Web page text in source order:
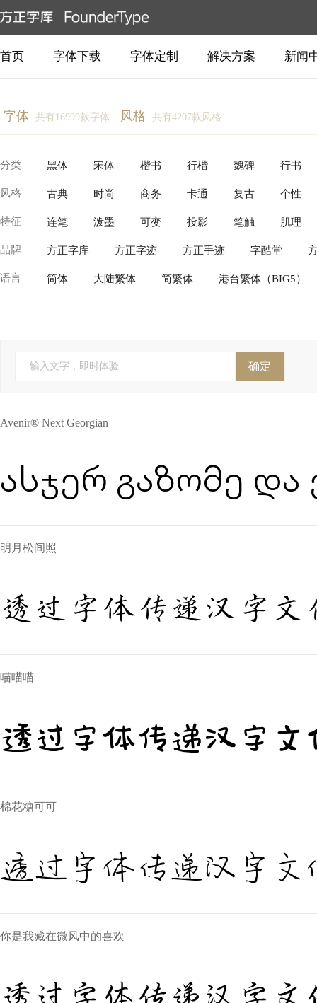
首页 字体下载 字体定制 解决方案 新闻
字体 共有16999款字体 风格 共有4207款风格
分类 黑体 宋体 楷书 行楷 魏碑 行书
创意书写 常规书写·毛笔 常规书写·硬笔 衬
风格 古典 时尚 商务 卡通 复古 个性
柔美 温暖 近代 动感 豪放 新中式
特征 连笔 泼墨 可变 投影 笔触 肌理
逆反差 具象装饰 故障变形 有机流动
品牌 方正字库 方正字迹 方正手迹 字酷堂
Production Type Fontworks Linotype(Monotype)
株式会社视觉设计研究所 株式会社 視覚デザイン研
语言 简体 大陆繁体 简繁体 港台繁体（BIG5）
全球字
输入文字，即时体验 确定
Avenir® Next Georgian
ასჯერ გაზომე
明月松间照
透过字体传递汉字文
喵喵喵
透过字体传递汉字文
棉花糖可可
透过字体传递汉字文
你是我藏在微风中的喜欢